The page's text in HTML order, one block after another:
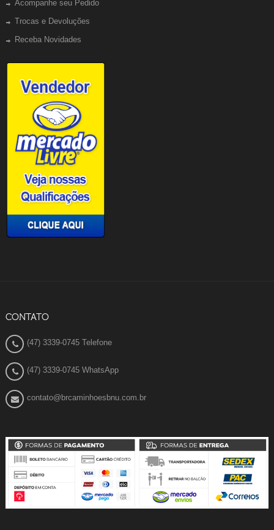
Acompanhe seu Pedido
Trocas e Devoluções
Receba Novidades
CONTATO
(47) 3339-0745 Telefone
(47) 3339-0745 WhatsApp
contato@brcaminhoesbnu.com.br